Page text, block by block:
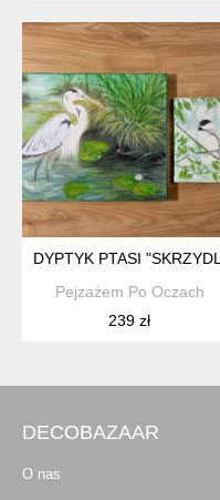
DYPTYK PTASI
Pejzażem Po Oczach
239 zł
DECOBAZAAR
O nas